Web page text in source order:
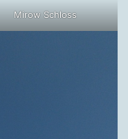
Mirow Schloss